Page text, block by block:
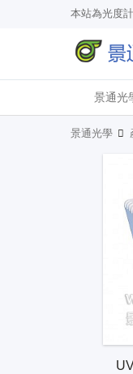
本站為光度
景通光
景通光學